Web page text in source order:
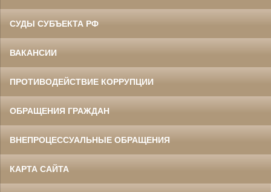
СУДЫ СУБЪЕКТА РФ
ВАКАНСИИ
ПРОТИВОДЕЙСТВИЕ КОРРУПЦИИ
ОБРАЩЕНИЯ ГРАЖДАН
ВНЕПРОЦЕССУАЛЬНЫЕ ОБРАЩЕНИЯ
КАРТА САЙТА